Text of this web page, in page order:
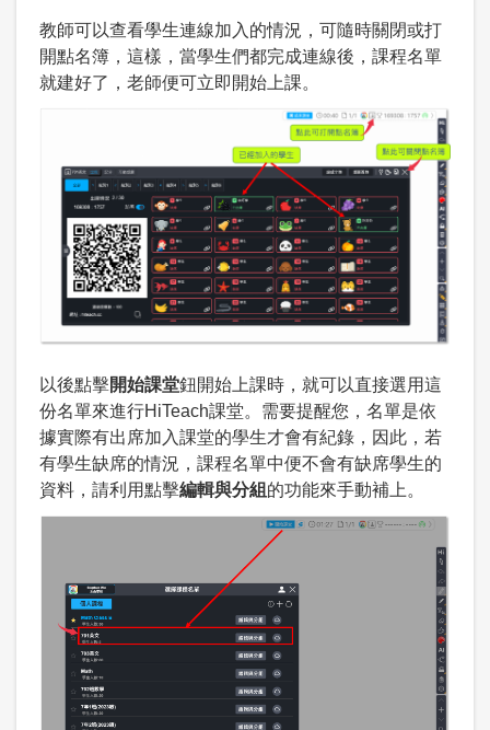
教師可以查看學生連線加入的情況，可隨時關閉或打
開點名簿，這樣，當學生們都完成連線後，課程名單
就建好了，老師便可立即開始上課。
以後點擊開始課堂鈕開始上課時，就可以直接選用這
份名單來進行HiTeach課堂。需要提醒您，名單是依
據實際有出席加入課堂的學生才會有紀錄，因此，若
有學生缺席的情況，課程名單中便不會有缺席學生的
資料，請利用點擊編輯與分組 的功能來手動補上。